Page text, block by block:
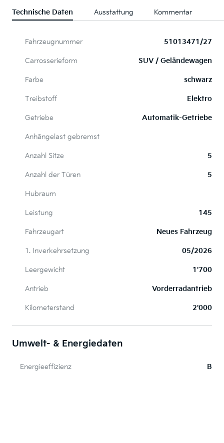
Technische Daten Ausstattung Kommentar
Fahrzeugnummer 51013471/27
Carrosserieform SUV / Geländewagen
Farbe schwarz
Treibstoff Elektro
Getriebe Automatik-Getriebe
Anhängelast gebremst
Anzahl Sitze 5
Anzahl der Türen 5
Hubraum
Leistung 145
Fahrzeugart Neues Fahrzeug
1. Inverkehrsetzung 05/2026
Leergewicht 1'700
Antrieb Vorderradantrieb
Kilometerstand 2'000
Umwelt- & Energiedaten
Energieeffizienz B